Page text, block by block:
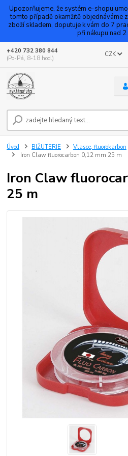
Upozorňujeme, že systém e-shopu
tomto případě okamžitě objednáváme
zboží skladem, doputuje k vám do 7
při nákupu nad 2
CZK
+420 732 380 844
(Po-Pá, 8-18 hod.)
Úvod BIŽUTERIE Vlasce, fluorokarbon
Iron Claw fluorocarbon 0,12 mm 25 m
Iron Claw
25 m